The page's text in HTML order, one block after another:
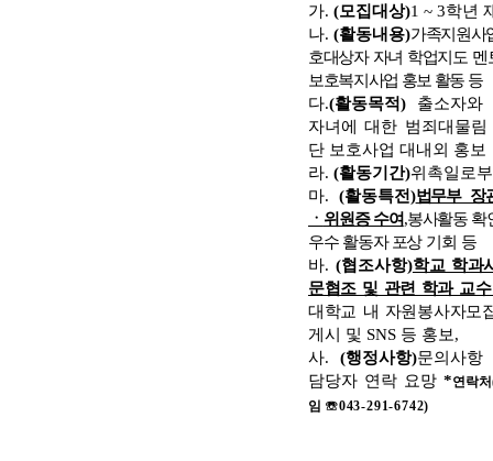
가. (모집대상)1 ~ 3학년
나. (활동내용)가족지원사
호대상자 자녀 학업지도 멘
보호복지사업 홍보 활동 등
다.(활동목적) 출소자
자녀에 대한 범죄대물림
단 보호사업 대내외 홍보
라. (활동기간)위촉일로
마. (활동특전)법무부 장
ㆍ 위원증 수여,봉사활동 확
우수 활동자 포상 기회 등
바. (협조사항)학교 학과
문협조 및 관련 학과 교
대학교 내 자원봉사자모
게시 및 SNS 등 홍보,
사. (행정사항)문의사
담당자 연락 요망 *연락처
임 ☏043-291-6742)